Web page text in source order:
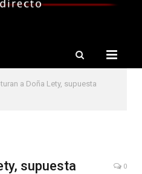
a Doña Lety, supuesta
supuesta
0